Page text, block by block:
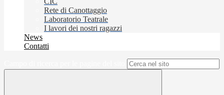
Rete di Canottaggio
Laboratorio Teatrale
I lavori dei nostri ragazzi
News
Contatti